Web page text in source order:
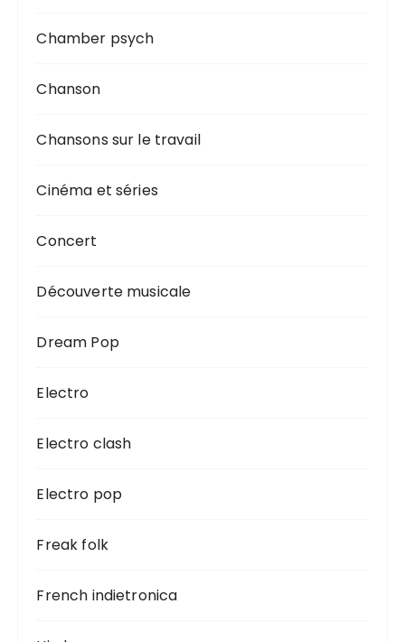
Chamber psych
Chanson
Chansons sur le travail
Cinéma et séries
Concert
Découverte musicale
Dream Pop
Electro
Electro clash
Electro pop
Freak folk
French indietronica